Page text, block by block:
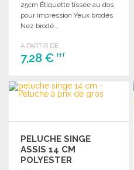
25cm Étiquette tissée au dos
pour impression Yeux brodés
Nez brodé...
A PARTIR DE
7,28 € HT
COMMANDER
PELUCHE SINGE
ASSIS 14 CM
POLYESTER